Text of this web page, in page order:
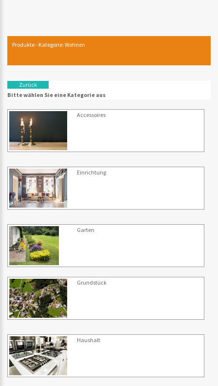
Produkte - Kategorie: Wohnen
Zurück
Bitte wählen Sie eine Kategorie aus
Accessoires
Einrichtung
Garten
Grundstück
Haushalt